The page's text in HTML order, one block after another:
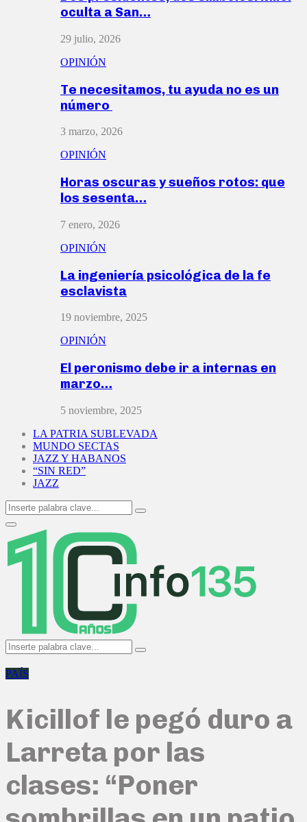
oculta a San…
29 julio, 2026
OPINIÓN
Te necesitamos, tu ayuda no es un
número
3 marzo, 2026
OPINIÓN
Horas oscuras y sueños rotos: que
los sesenta…
7 enero, 2026
OPINIÓN
La ingeniería psicológica de la fe
esclavista
19 noviembre, 2025
OPINIÓN
El peronismo debe ir a internas en
marzo…
5 noviembre, 2025
LA PATRIA SUBLEVADA
MUNDO SECTAS
JAZZ Y HABANOS
“SIN RED”
JAZZ
Search
for:
Search
Primary
Menu
Search
for:
Search
PAÍS
Kicillof le pegó duro a
Larreta por las
clases: “Poner